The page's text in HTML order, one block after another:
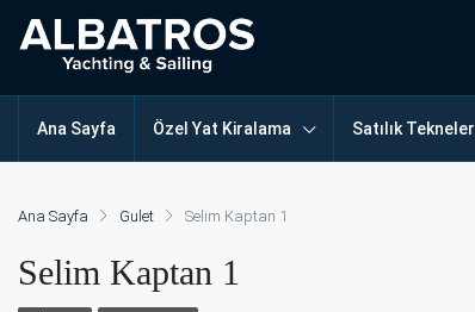
Ana Sayfa Özel Yat Kiralama Satılık Tekneler
Ana Sayfa Gulet Selim Kaptan 1
Selim Kaptan 1